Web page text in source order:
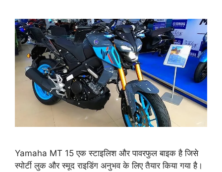
Yamaha MT 15 एक स्टाइलिश और पावरफुल बाइक है जिसे
स्पोर्टी लुक और स्मूद राइडिंग अनुभव के लिए तैयार किया गया है।